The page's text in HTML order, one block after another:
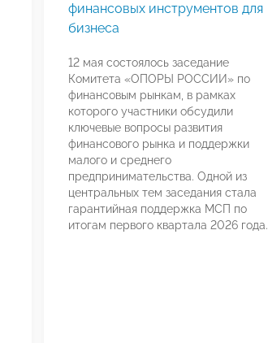
финансовых инструментов для
бизнеса
12 мая состоялось заседание
Комитета «ОПОРЫ РОССИИ» по
финансовым рынкам, в рамках
которого участники обсудили
ключевые вопросы развития
финансового рынка и поддержки
малого и среднего
предпринимательства. Одной из
центральных тем заседания стала
гарантийная поддержка МСП по
итогам первого квартала 2026 года.